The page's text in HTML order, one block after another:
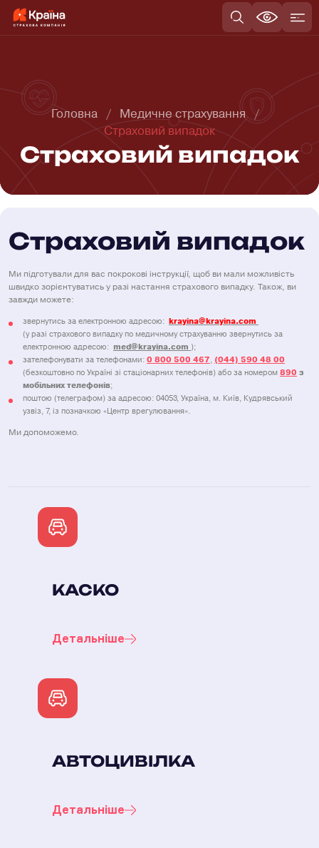
Головна
Медичне страхування
Страховий випадок
Страховий випадок
Страховий випадок
Ми підготували для вас покрокові інструкції, щоб ви мали можливість
швидко зорієнтуватись у разі настання страхового випадку. Також, ви
завжди можете:
звернутись за електронною адресою: krayina@krayina.com
(у разі страхового випадку по медичному страхуванню звернутись за
електронною адресою: med@krayina.com );
зателефонувати за телефонами: 0 800 500 467, (044) 590 48 00
(безкоштовно по Україні зі стаціонарних телефонів) або за номером 890 з
мобільних телефонів;
поштою (телеграфом) за адресою: 04053, Україна, м. Київ, Кудрявський
узвіз, 7, із позначкою «Центр врегулювання».
Ми допоможемо.
КАСКО
Детальніше
АВТОЦИВІЛКА
Детальніше